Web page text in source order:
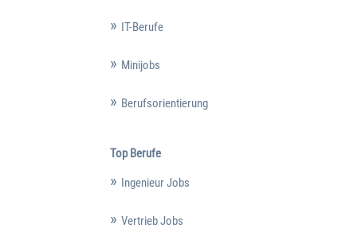
IT-Berufe
Minijobs
Berufsorientierung
Top Berufe
Ingenieur Jobs
Vertrieb Jobs